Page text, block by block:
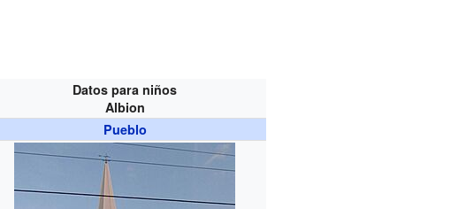
Datos para niños
Albion
Pueblo